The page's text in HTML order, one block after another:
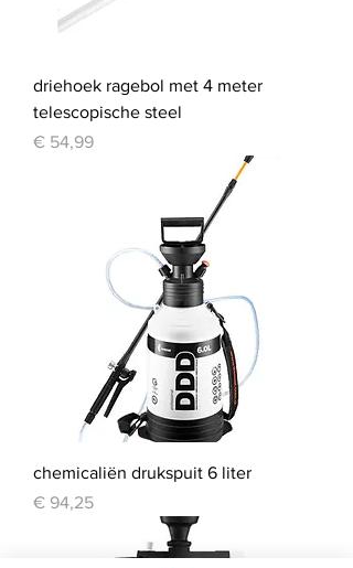
driehoek ragebol met 4 meter
telescopische steel
Prijs
€ 54,99
chemicaliën drukspuit 6 liter
Prijs
€ 94,25